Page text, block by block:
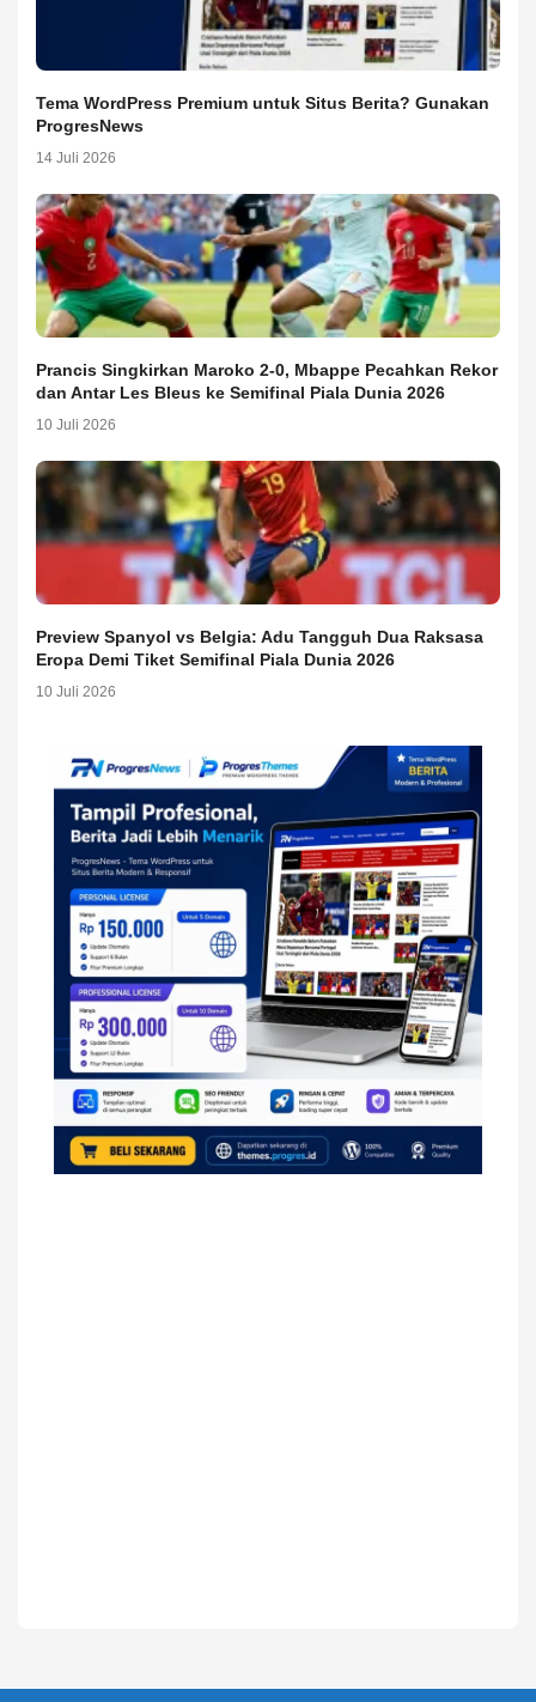
Tema WordPress Premium untuk Situs Berita? Gunakan
ProgresNews
14 Juli 2026
Prancis Singkirkan Maroko 2-0, Mbappe Pecahkan Rekor
dan Antar Les Bleus ke Semifinal Piala Dunia 2026
10 Juli 2026
Preview Spanyol vs Belgia: Adu Tangguh Dua Raksasa
Eropa Demi Tiket Semifinal Piala Dunia 2026
10 Juli 2026